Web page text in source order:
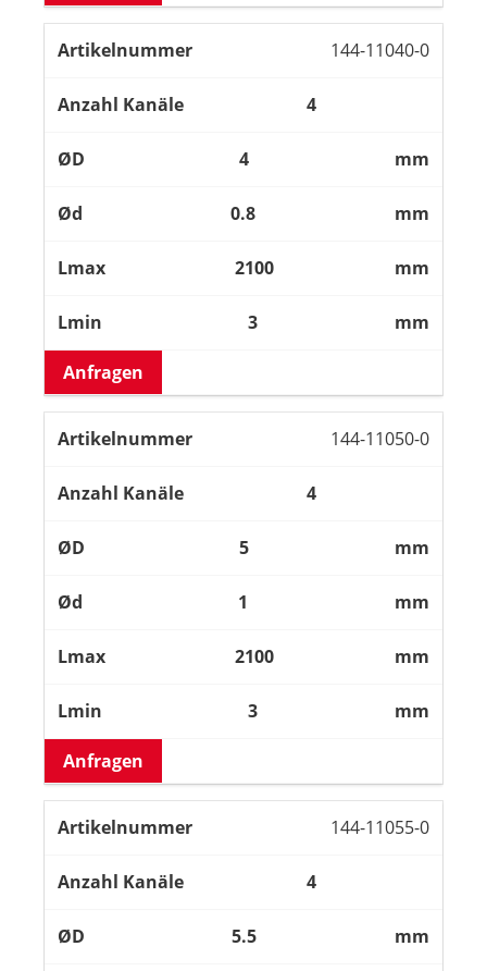
144-11040-0
4
4 mm
0.8 mm
2100 mm
3 mm
Anfragen
144-11050-0
4
5 mm
1 mm
2100 mm
3 mm
Anfragen
144-11055-0
4
5.5 mm